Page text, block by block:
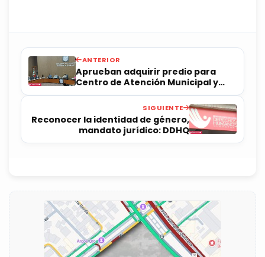
ANTERIOR
Aprueban adquirir predio para
Centro de Atención Municipal y
nueva delegación
SIGUIENTE
Reconocer la identidad de género,
mandato jurídico: DDHQ